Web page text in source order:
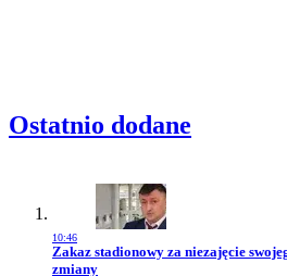
Ostatnio dodane
10:46
Przejdź do artykułu:
Zakaz stadionowy za niezajęcie
zmiany